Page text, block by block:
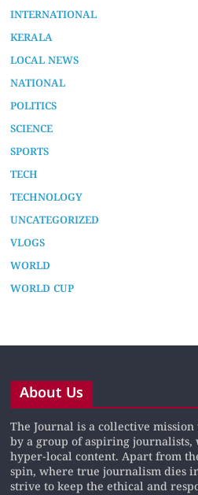
INTERNATIONAL
KERALA
LOCAL NEWS
NATIONAL
POLITICS
SCIENCE
SPORTS
TECH
TECHNOLOGY
UNCATEGORIZED
VLOGS
WORLD
WORLD CUP
About Us
The Journal is a collective
by a group of aspiring journalists,
hyper-local content. Apart from
spin, where true journalism dies
strive to keep the ethical and